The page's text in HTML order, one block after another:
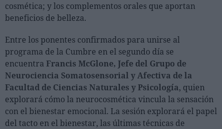
cosmética; y los complementos orales que aportan
beneficios de belleza.
Entre los ponentes confirmados para unirse al
programa de la Cumbre en el segundo día se
encuentra Francis McGlone, Jefe del Grupo de
Neurociencia Somatosensorial y Afectiva de la
Facultad de Ciencias Naturales y Psicología, quien
explorará cómo la neurocosmética vincula la sensación
con el bienestar emocional. La sesión explorará el papel
del tacto en el bienestar, las últimas técnicas de